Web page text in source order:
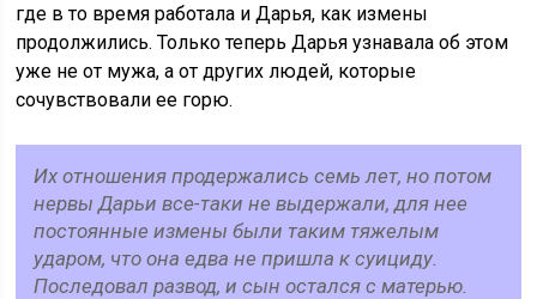
где в то время работала и Дарья, как измены
продолжились. Только теперь Дарья узнавала об этом
уже не от мужа, а от других людей, которые
сочувствовали ее горю.
Их отношения продержались семь лет, но потом
нервы Дарьи все-таки не выдержали, для нее
постоянные измены были таким тяжелым
ударом, что она едва не пришла к суициду.
Последовал развод, и сын остался с матерью.